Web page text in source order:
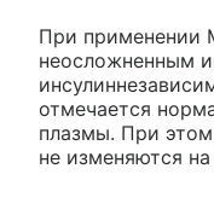
При применении
неосложненным
отмечается
плазмы. При
не изменяются